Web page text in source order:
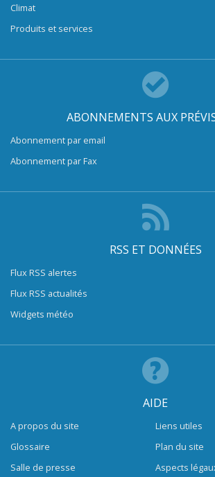
Climat
Produits et services
ABONNEMENTS AUX
Abonnement par email
Abonnement par Fax
RSS ET DONNÉES
Flux RSS alertes
Flux RSS actualités
Widgets météo
AIDE
A propos du site
Glossaire
Salle de presse
Liens utiles
Plan du site
Aspects